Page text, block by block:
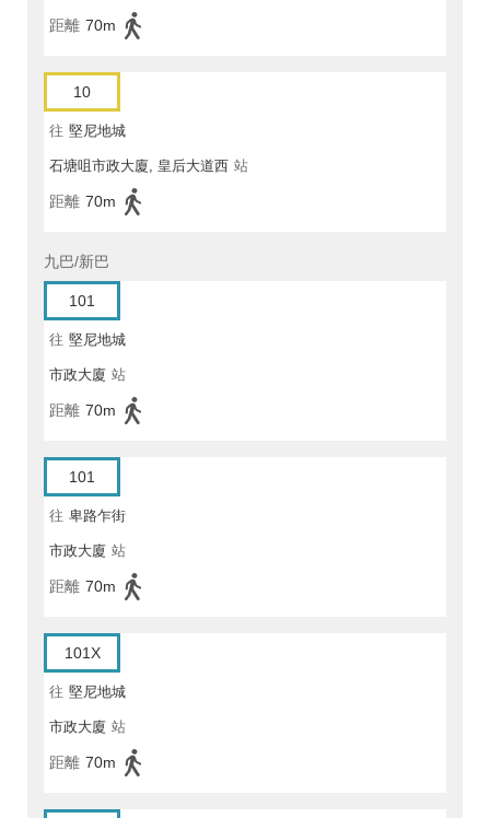
距離 70m
10
往 堅尼地城
石塘咀市政大廈, 皇后大道西 站
距離 70m
九巴/新巴
101
往 堅尼地城
市政大廈 站
距離 70m
101
往 卑路乍街
市政大廈 站
距離 70m
101X
往 堅尼地城
市政大廈 站
距離 70m